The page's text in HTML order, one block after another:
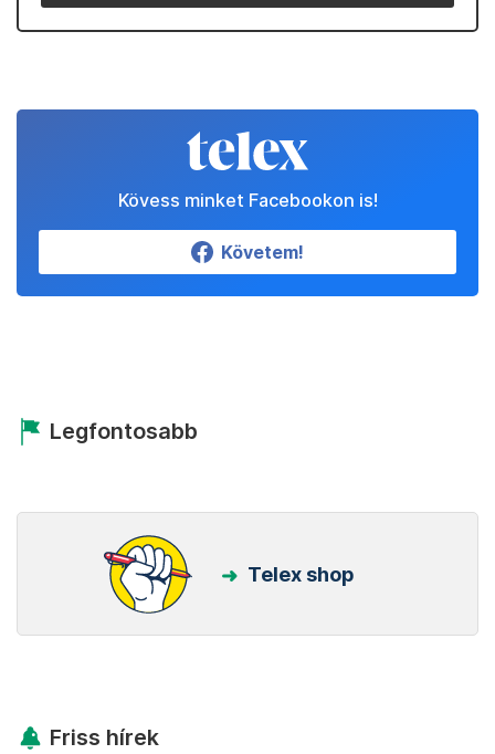
Kövess minket Facebookon is!
Követem!
Legfontosabb
Telex shop
Friss hírek